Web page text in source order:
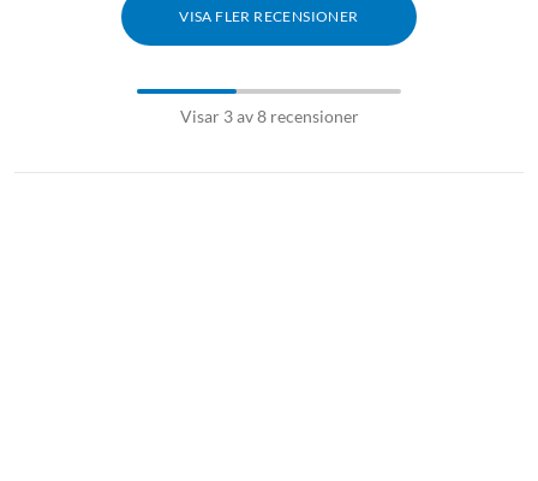
VISA FLER RECENSIONER
Visar 3 av 8 recensioner